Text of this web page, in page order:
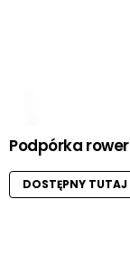
Podpórka
DOSTĘPNY TUTAJ